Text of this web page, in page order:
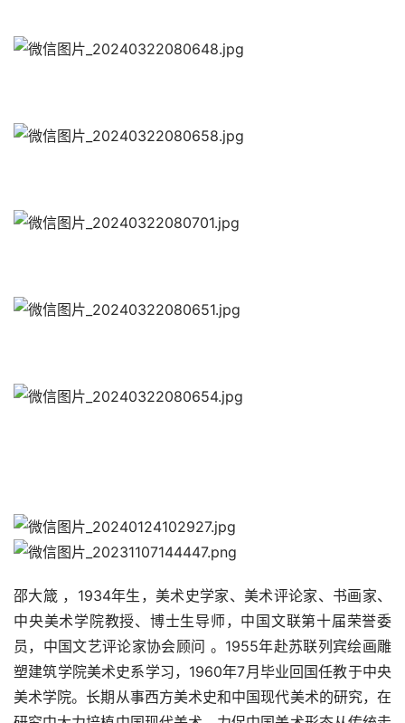
邵大箴 ，1934年生，美术史学家、美术评论家、书画家、
中央美术学院教授、博士生导师，中国文联第十届荣誉委
员，中国文艺评论家协会顾问 。1955年赴苏联列宾绘画雕
塑建筑学院美术史系学习，1960年7月毕业回国任教于中央
美术学院。长期从事西方美术史和中国现代美术的研究，在